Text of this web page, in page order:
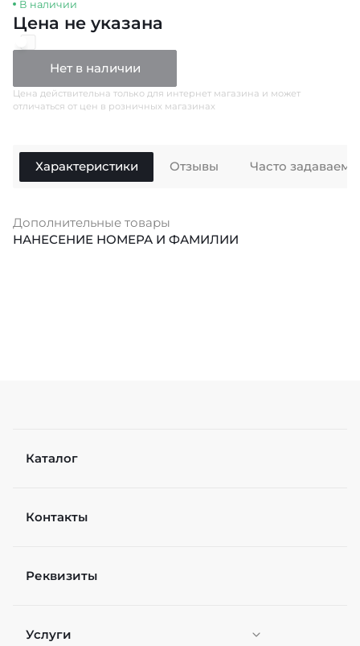
В наличии
Цена не указана
Нет в наличии
Цена действительна только для интернет магазина и может
отличаться от цен в розничных магазинах
Характеристики
Дополнительные товары
НАНЕСЕНИЕ НОМЕРА И ФАМИЛИИ
Отзывы Часто
Каталог
Контакты
Реквизиты
Услуги